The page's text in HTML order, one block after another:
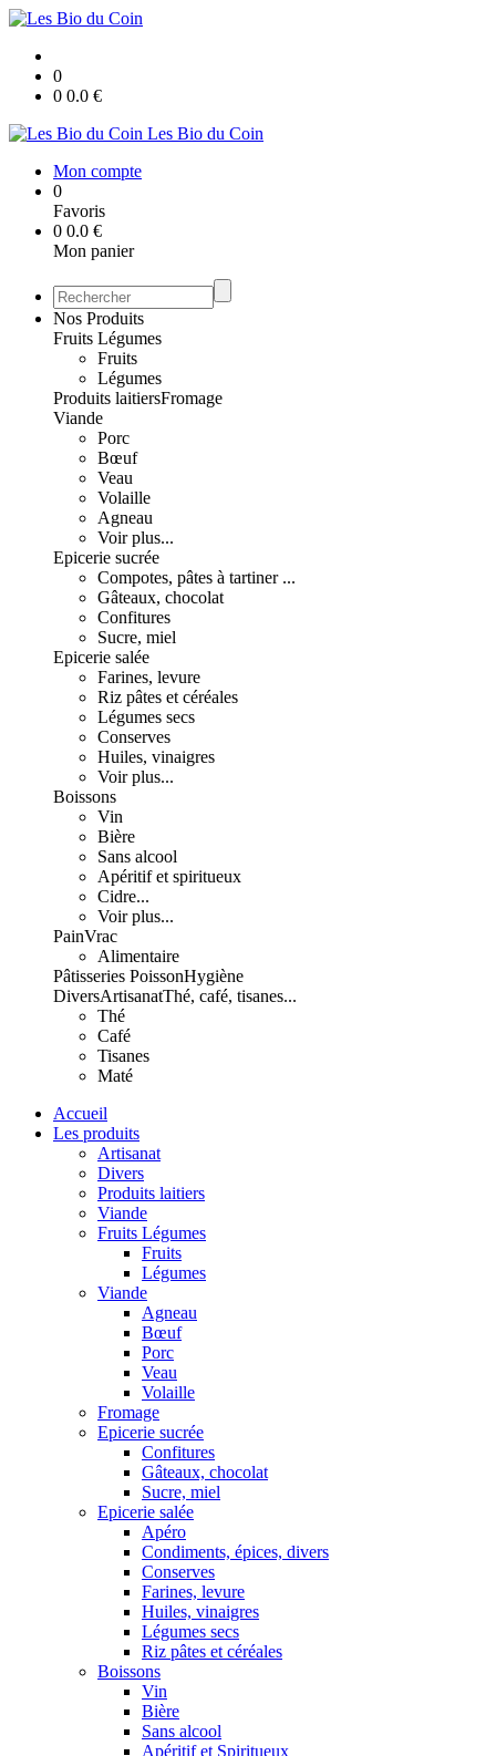
0
0 0.0 €
Les Bio du Coin
Mon compte
0
Favoris
0 0.0 €
Mon panier
Nos Produits
Fruits Légumes
Fruits
Légumes
Produits laitiersFromage
Viande
Porc
Bœuf
Veau
Volaille
Agneau
Voir plus...
Epicerie sucrée
Compotes, pâtes à tartiner ...
Gâteaux, chocolat
Confitures
Sucre, miel
Epicerie salée
Farines, levure
Riz pâtes et céréales
Légumes secs
Conserves
Huiles, vinaigres
Voir plus...
Boissons
Vin
Bière
Sans alcool
Apéritif et spiritueux
Cidre...
Voir plus...
PainVrac
Alimentaire
Pâtisseries PoissonHygiène
DiversArtisanatThé, café, tisanes...
Thé
Café
Tisanes
Maté
Accueil
Les produits
Artisanat
Divers
Produits laitiers
Viande
Fruits Légumes
Fruits
Légumes
Viande
Agneau
Bœuf
Porc
Veau
Volaille
Fromage
Epicerie sucrée
Confitures
Gâteaux, chocolat
Sucre, miel
Epicerie salée
Apéro
Condiments, épices, divers
Conserves
Farines, levure
Huiles, vinaigres
Légumes secs
Riz pâtes et céréales
Boissons
Vin
Bière
Sans alcool
Apéritif et Spiritueux